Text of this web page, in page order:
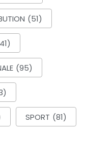
(51)
(95)
SPORT (81)